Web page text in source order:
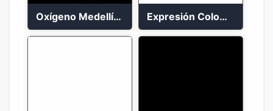
Oxígeno Medellín 90.9 FM en vivo Expresión Colombia Radio en vivo 24/7